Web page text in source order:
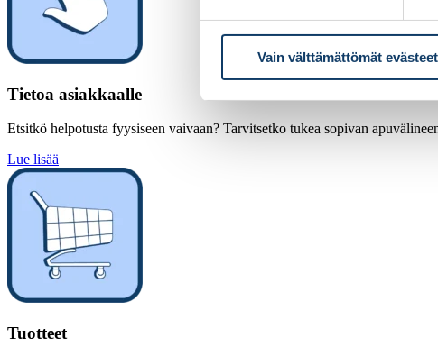
Vain välttämättömät evästeet
Tietoa asiakkaalle
Etsitkö helpotusta fyysiseen vaivaan? Tarvitsetko tukea sopivan
Lue lisää
Tuotteet